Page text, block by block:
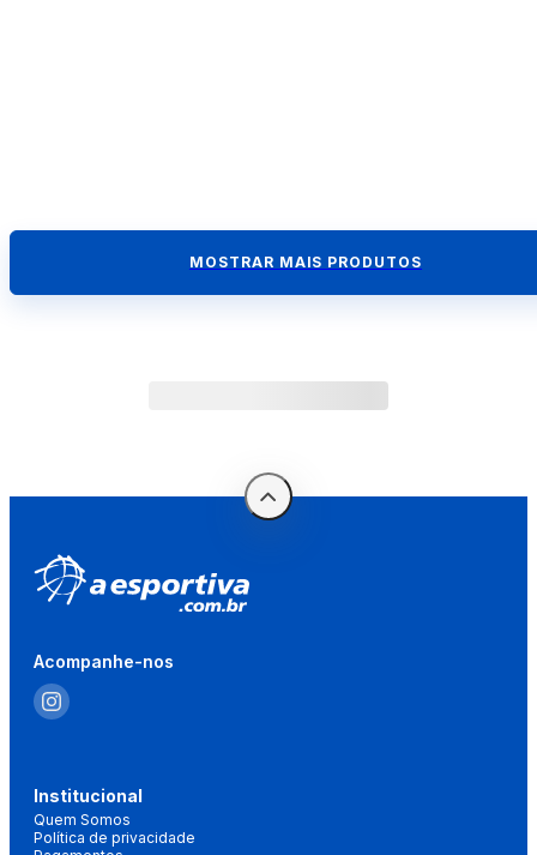
MOSTRAR MAIS PRODUTOS
Acompanhe-nos
Institucional
Quem Somos
Política de privacidade